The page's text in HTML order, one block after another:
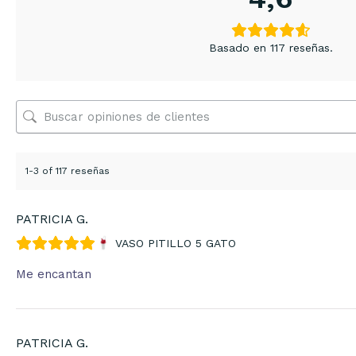
Basado en 117 reseñas.
1-3 of 117 reseñas
PATRICIA G.
VASO PITILLO 5 GATO
Me encantan
PATRICIA G.